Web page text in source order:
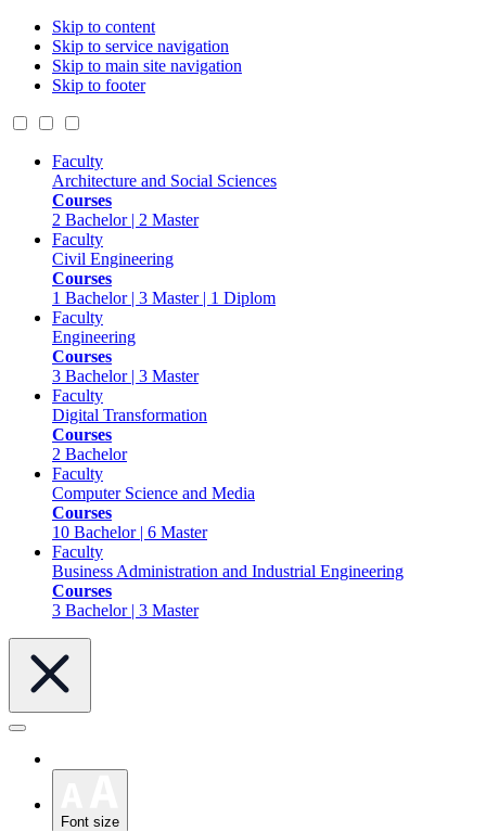
Skip to content
Skip to service navigation
Skip to main site navigation
Skip to footer
Faculty
Architecture and Social Sciences
Courses
2 Bachelor | 2 Master
Faculty
Civil Engineering
Courses
1 Bachelor | 3 Master | 1 Diplom
Faculty
Engineering
Courses
3 Bachelor | 3 Master
Faculty
Digital Transformation
Courses
2 Bachelor
Faculty
Computer Science and Media
Courses
10 Bachelor | 6 Master
Faculty
Business Administration and Industrial Engineering
Courses
3 Bachelor | 3 Master
Font size